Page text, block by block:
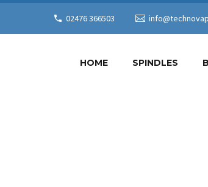
02476 366503
HOME SPINDLES